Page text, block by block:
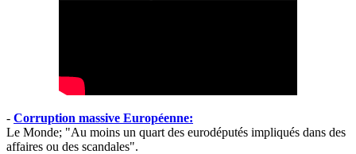
- Corruption massive Européenne:
Le Monde; "Au moins un quart des eurodéputés impliqués dans des
affaires ou des scandales".